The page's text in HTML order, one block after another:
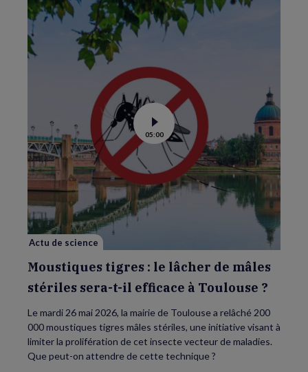
Voir
la
vidéo
de
Moustiques
tigres
le
lâcher
de
il
efficace
à
Toulouse
?
05:00
Actu de science
Moustiques tigres : le lâcher de mâles
stériles sera-t-il efficace à Toulouse ?
Le mardi 26 mai 2026, la mairie de Toulouse a relâché 200
000 moustiques tigres mâles stériles, une initiative visant à
limiter la prolifération de cet insecte vecteur de maladies.
Que peut-on attendre de cette technique ?